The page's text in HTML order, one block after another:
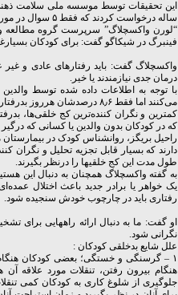
ساله درخواست کردند که فقط ۵ سوال در مورد رفتار کودکشان در ماه گذشته پاسخ بدهند.
“لورن واکسچلاگ” سرپرست گروه مطالعه
فینبرگ در شیکاگو گفت: برای کودکان
واکسچلاگ گفت: باید رفتارهای عادی و
درمان جدی نیازمندند یا خیر.
می‌کنند اما فقط ۸٫۶ درصدشان هرروز بدرفتاری دارند.بیشتر این کج‌خلقی‌ها از خستگی و ناامیدی شکل می‌گیرد.
که در کودکان بدون والدین یا کسانی که
راحیل بریگز، روانشناس کودک در
دارند که بسیار قابل تجزیه تحلیل و
طول مدت این کج خلقیها را درنظر بگیرند.
به گفته واکسچلاگ همچنان به دنبال این
یک خواهر یا برادر جدید باعث اختلال
رفتاری باید در چارچوب خودش سنجیده شود.
او گفت: ما به دنبال ارائه راههایی برای
نگرانی شود.
علل شایع بدخلقی کودکان :
۱ – گرسنگی و خستگی؛ بعضی کودکان
هنگام بیرون رفتن، تنقلات مورد علاقه
جلوگیری از شلوغ کاری به کودکان کمی